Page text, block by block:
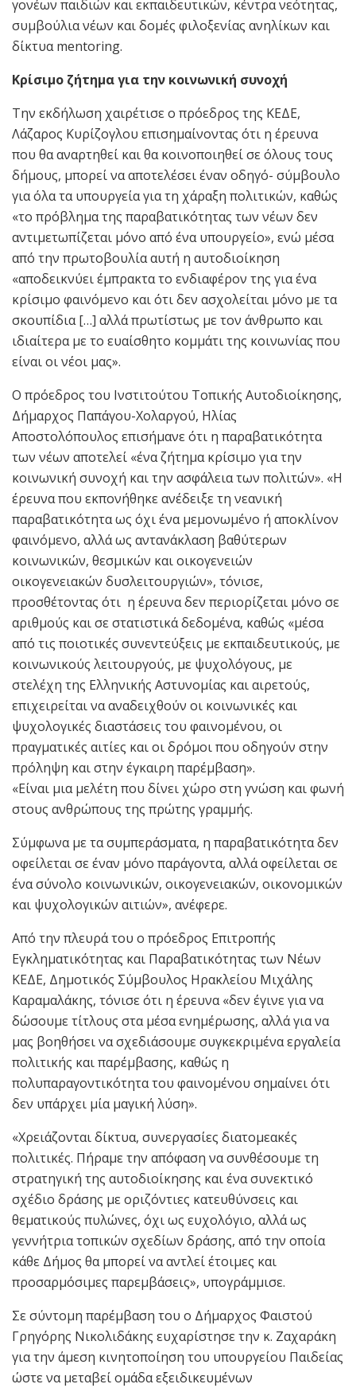
γονέων παιδιών και εκπαιδευτικών, κέντρα νεότητας,
συμβούλια νέων και δομές φιλοξενίας ανηλίκων και
δίκτυα mentoring.
Κρίσιμο ζήτημα για την κοινωνική συνοχή
Την εκδήλωση χαιρέτισε ο πρόεδρος της ΚΕΔΕ,
Λάζαρος Κυρίζογλου επισημαίνοντας ότι η έρευνα
που θα αναρτηθεί και θα κοινοποιηθεί σε όλους τους
δήμους, μπορεί να αποτελέσει έναν οδηγό- σύμβουλο
για όλα τα υπουργεία για τη χάραξη πολιτικών, καθώς
«το πρόβλημα της παραβατικότητας των νέων δεν
αντιμετωπίζεται μόνο από ένα υπουργείο», ενώ μέσα
από την πρωτοβουλία αυτή η αυτοδιοίκηση
«αποδεικνύει έμπρακτα το ενδιαφέρον της για ένα
κρίσιμο φαινόμενο και ότι δεν ασχολείται μόνο με τα
σκουπίδια […] αλλά πρωτίστως με τον άνθρωπο και
ιδιαίτερα με το ευαίσθητο κομμάτι της κοινωνίας που
είναι οι νέοι μας».
Ο πρόεδρος του Ινστιτούτου Τοπικής Αυτοδιοίκησης,
Δήμαρχος Παπάγου-Χολαργού, Ηλίας
Αποστολόπουλος επισήμανε ότι η παραβατικότητα
των νέων αποτελεί «ένα ζήτημα κρίσιμο για την
κοινωνική συνοχή και την ασφάλεια των πολιτών». «Η
έρευνα που εκπονήθηκε ανέδειξε τη νεανική
παραβατικότητα ως όχι ένα μεμονωμένο ή αποκλίνον
φαινόμενο, αλλά ως αντανάκλαση βαθύτερων
κοινωνικών, θεσμικών και οικογενειών
οικογενειακών δυσλειτουργιών», τόνισε,
προσθέτοντας ότι η έρευνα δεν περιορίζεται μόνο σε
αριθμούς και σε στατιστικά δεδομένα, καθώς «μέσα
από τις ποιοτικές συνεντεύξεις με εκπαιδευτικούς, με
κοινωνικούς λειτουργούς, με ψυχολόγους, με
στελέχη της Ελληνικής Αστυνομίας και αιρετούς,
επιχειρείται να αναδειχθούν οι κοινωνικές και
ψυχολογικές διαστάσεις του φαινομένου, οι
πραγματικές αιτίες και οι δρόμοι που οδηγούν στην
πρόληψη και στην έγκαιρη παρέμβαση».
«Είναι μια μελέτη που δίνει χώρο στη γνώση και φωνή
στους ανθρώπους της πρώτης γραμμής.
Σύμφωνα με τα συμπεράσματα, η παραβατικότητα δεν
οφείλεται σε έναν μόνο παράγοντα, αλλά οφείλεται σε
ένα σύνολο κοινωνικών, οικογενειακών, οικονομικών
και ψυχολογικών αιτιών», ανέφερε.
Από την πλευρά του ο πρόεδρος Επιτροπής
Εγκληματικότητας και Παραβατικότητας των Νέων
ΚΕΔΕ, Δημοτικός Σύμβουλος Ηρακλείου Μιχάλης
Καραμαλάκης, τόνισε ότι η έρευνα «δεν έγινε για να
δώσουμε τίτλους στα μέσα ενημέρωσης, αλλά για να
μας βοηθήσει να σχεδιάσουμε συγκεκριμένα εργαλεία
πολιτικής και παρέμβασης, καθώς η
πολυπαραγοντικότητα του φαινομένου σημαίνει ότι
δεν υπάρχει μία μαγική λύση».
«Χρειάζονται δίκτυα, συνεργασίες διατομεακές
πολιτικές. Πήραμε την απόφαση να συνθέσουμε τη
στρατηγική της αυτοδιοίκησης και ένα συνεκτικό
σχέδιο δράσης με οριζόντιες κατευθύνσεις και
θεματικούς πυλώνες, όχι ως ευχολόγιο, αλλά ως
γεννήτρια τοπικών σχεδίων δράσης, από την οποία
κάθε Δήμος θα μπορεί να αντλεί έτοιμες και
προσαρμόσιμες παρεμβάσεις», υπογράμμισε.
Σε σύντομη παρέμβαση του ο Δήμαρχος Φαιστού
Γρηγόρης Νικολιδάκης ευχαρίστησε την κ. Ζαχαράκη
για την άμεση κινητοποίηση του υπουργείου Παιδείας
ώστε να μεταβεί ομάδα εξειδικευμένων